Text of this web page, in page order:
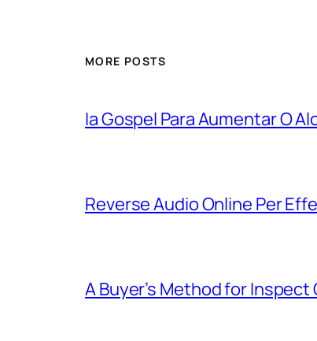
MORE POSTS
Ia Gospel Para Aumentar O
Reverse Audio Online Per
A Buyer’s Method for